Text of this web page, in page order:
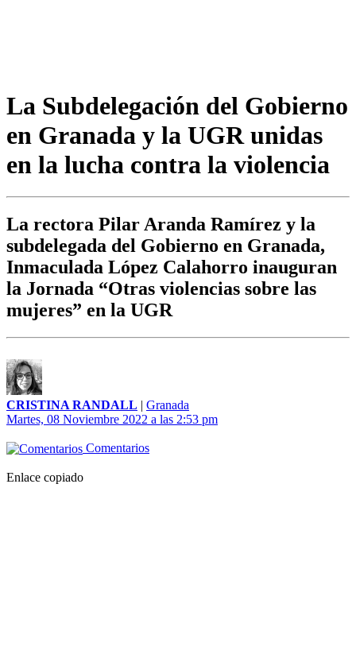
La Subdelegación del Gobierno
en Granada y la UGR unidas
en la lucha contra la violencia
La rectora Pilar Aranda Ramírez y la
subdelegada del Gobierno en Granada,
Inmaculada López Calahorro inauguran
la Jornada “Otras violencias sobre las
mujeres” en la UGR
CRISTINA RANDALL | Granada
Martes, 08 Noviembre 2022 a las 2:53 pm
Comentarios
Enlace copiado